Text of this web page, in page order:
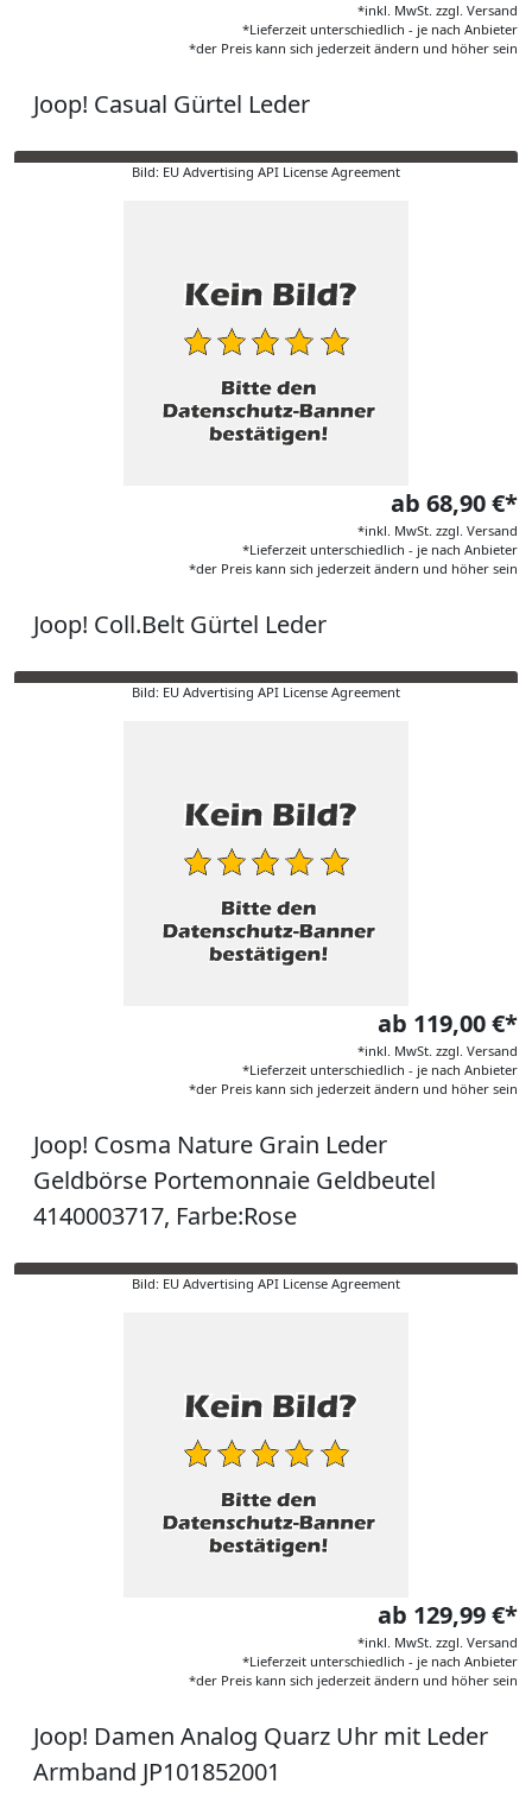
*inkl. MwSt. zzgl. Versand
*Lieferzeit unterschiedlich - je nach Anbieter
*der Preis kann sich jederzeit ändern und höher sein
Joop! Casual Gürtel Leder
Bild: EU Advertising API License Agreement
ab 68,90 €*
*inkl. MwSt. zzgl. Versand
*Lieferzeit unterschiedlich - je nach Anbieter
*der Preis kann sich jederzeit ändern und höher sein
Joop! Coll.Belt Gürtel Leder
Bild: EU Advertising API License Agreement
ab 119,00 €*
*inkl. MwSt. zzgl. Versand
*Lieferzeit unterschiedlich - je nach Anbieter
*der Preis kann sich jederzeit ändern und höher sein
Joop! Cosma Nature Grain Leder
Geldbörse Portemonnaie Geldbeutel
4140003717, Farbe:Rose
Bild: EU Advertising API License Agreement
ab 129,99 €*
*inkl. MwSt. zzgl. Versand
*Lieferzeit unterschiedlich - je nach Anbieter
*der Preis kann sich jederzeit ändern und höher sein
Joop! Damen Analog Quarz Uhr mit Leder
Armband JP101852001